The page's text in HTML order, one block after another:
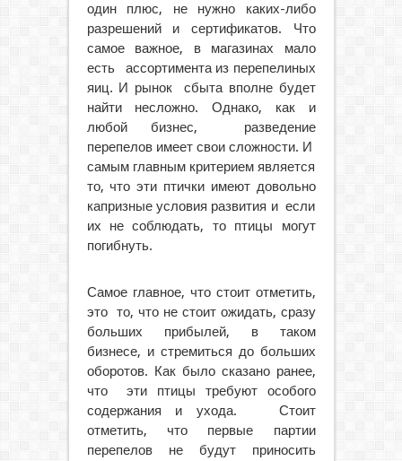
один плюс, не нужно каких-либо
разрешений и сертификатов. Что
самое важное, в магазинах мало
есть ассортимента из перепелиных
яиц. И рынок сбыта вполне будет
найти несложно. Однако, как и
любой бизнес, разведение
перепелов имеет свои сложности. И
самым главным критерием является
то, что эти птички имеют довольно
капризные условия развития и если
их не соблюдать, то птицы могут
погибнуть.
Самое главное, что стоит отметить,
это то, что не стоит ожидать, сразу
больших прибылей, в таком
бизнесе, и стремиться до больших
оборотов. Как было сказано ранее,
что эти птицы требуют особого
содержания и ухода. Стоит
отметить, что первые партии
перепелов не будут приносить